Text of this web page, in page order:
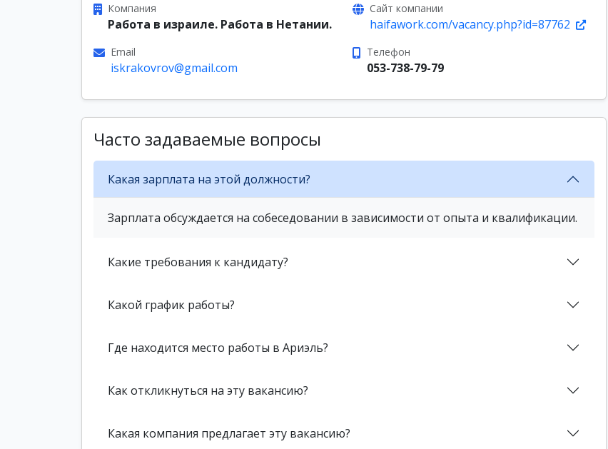
Компания
Работа в израиле. Работа в Нетании.
Сайт компании
haifawork.com/vacancy.php?id=87762
Email
iskrakovrov@gmail.com
Телефон
053-738-79-79
Часто задаваемые вопросы
Какая зарплата на этой должности?
Зарплата обсуждается на собеседовании в зависимости от опыта и квалификации.
Какие требования к кандидату?
Какой график работы?
Где находится место работы в Ариэль?
Как откликнуться на эту вакансию?
Какая компания предлагает эту вакансию?